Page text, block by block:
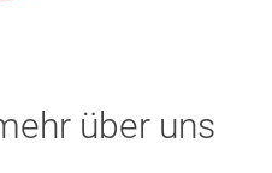
über uns